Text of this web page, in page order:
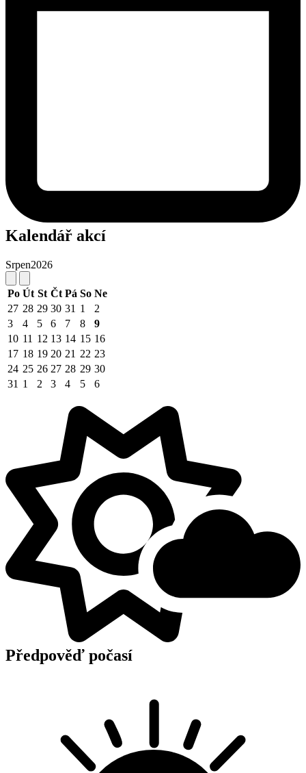
Kalendář akcí
Srpen2026
Po Út St Čt Pá So Ne
27 28 29 30 31 1
2
3
4 5 6 7 8
9
10 11 12 13 14 15 16
17 18 19 20 21 22 23
24 25 26 27 28 29 30
31 1 2 3 4 5 6
Předpověď počasí